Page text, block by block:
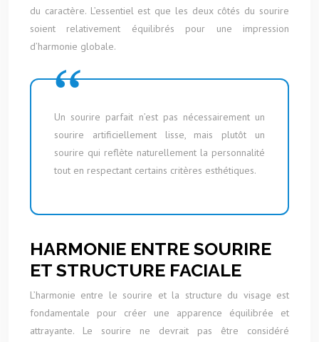
du caractère. L’essentiel est que les deux côtés du sourire
soient relativement équilibrés pour une impression
d’harmonie globale.
Un sourire parfait n’est pas nécessairement un
sourire artificiellement lisse, mais plutôt un
sourire qui reflète naturellement la personnalité
tout en respectant certains critères esthétiques.
HARMONIE ENTRE SOURIRE
ET STRUCTURE FACIALE
L’harmonie entre le sourire et la structure du visage est
fondamentale pour créer une apparence équilibrée et
attrayante. Le sourire ne devrait pas être considéré